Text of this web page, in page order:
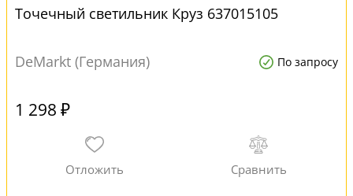
Точечный светильник Круз 637015105
DeMarkt (Германия) По запросу
1 298 ₽